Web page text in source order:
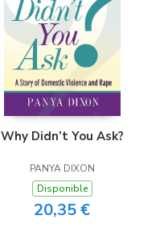
Why Didn’t You Ask?
PANYA DIXON
Disponible
20,35 €